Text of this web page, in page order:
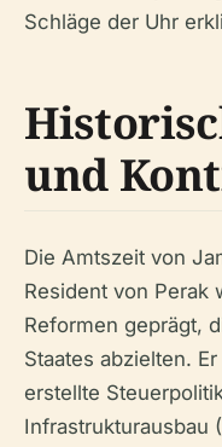
Schläge der Uhr
und
Die Amtszeit von
Resident von Perak
Reformen geprägt,
Staates abzielten.
erstellte
Infrastrukturausbau (